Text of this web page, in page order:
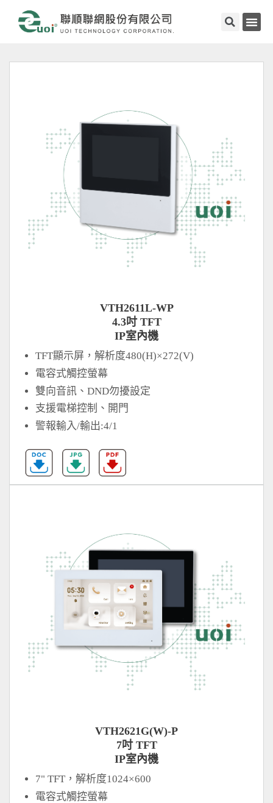
VTH2611L-WP
4.3吋 TFT
IP室內機
TFT顯示屏，解析度480(H)×272(V)
電容式觸控螢幕
雙向音訊、DND勿擾設定
支援電梯控制、開門
警報輸入/輸出:4/1
VTH2621G(W)-P
7吋 TFT
IP室內機
7" TFT，解析度1024×600
電容式觸控螢幕